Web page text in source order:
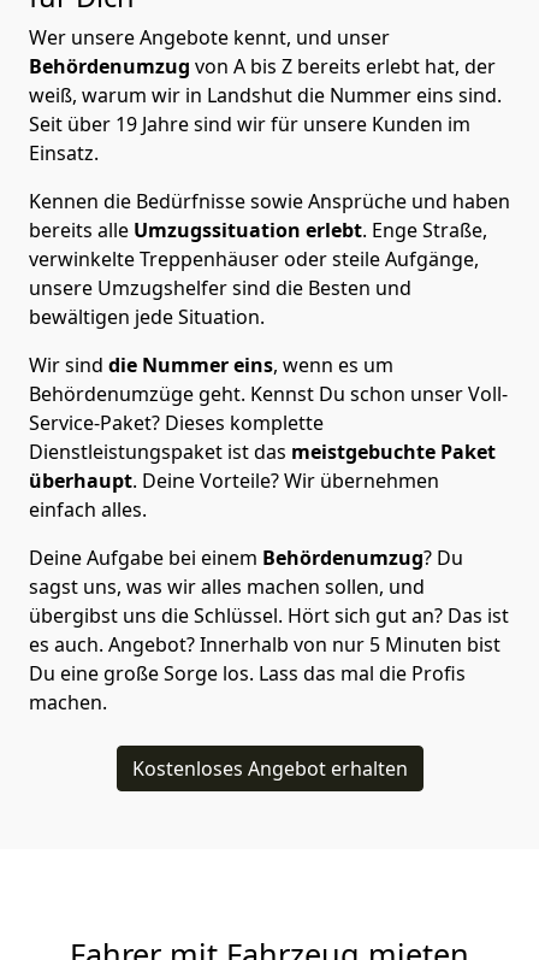
Wer unsere Angebote kennt, und unser
Behördenumzug von A bis Z bereits erlebt hat, der
weiß, warum wir in Landshut die Nummer eins sind.
Seit über 19 Jahre sind wir für unsere Kunden im
Einsatz.
Kennen die Bedürfnisse sowie Ansprüche und haben
bereits alle Umzugssituation erlebt. Enge Straße,
verwinkelte Treppenhäuser oder steile Aufgänge,
unsere Umzugshelfer sind die Besten und
bewältigen jede Situation.
Wir sind die Nummer eins, wenn es um
Behördenumzüge geht. Kennst Du schon unser Voll-
Service-Paket? Dieses komplette
Dienstleistungspaket ist das meistgebuchte Paket
überhaupt. Deine Vorteile? Wir übernehmen
einfach alles.
Deine Aufgabe bei einem Behördenumzug? Du
sagst uns, was wir alles machen sollen, und
übergibst uns die Schlüssel. Hört sich gut an? Das ist
es auch. Angebot? Innerhalb von nur 5 Minuten bist
Du eine große Sorge los. Lass das mal die Profis
machen.
Kostenloses Angebot erhalten